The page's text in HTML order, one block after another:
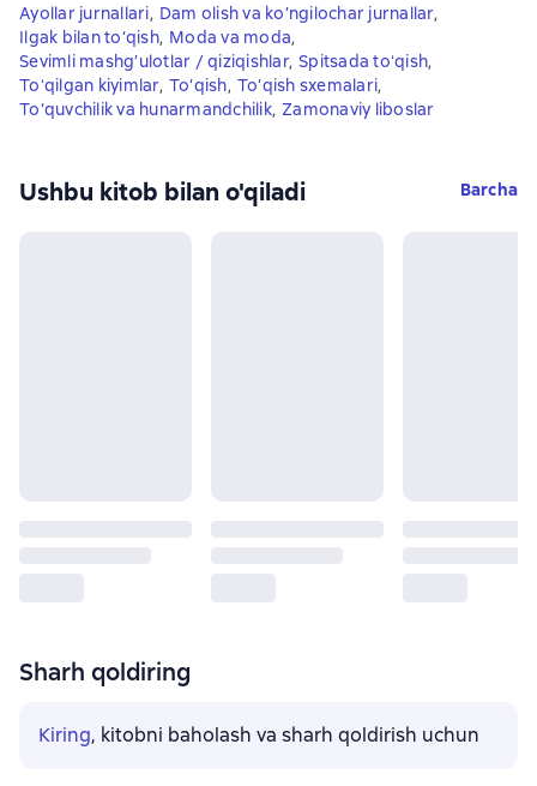
Ayollar jurnallari, Dam olish va ko’ngilochar jurnallar,
Ilgak bilan to‘qish, Moda va moda,
Sevimli mashg’ulotlar / qiziqishlar, Spitsada toʻqish,
Toʻqilgan kiyimlar, To‘qish, To‘qish sxemalari,
To‘quvchilik va hunarmandchilik, Zamonaviy liboslar
Ushbu kitob bilan o'qiladi Barcha
Sharh qoldiring
Kiring, kitobni baholash va sharh qoldirish uchun